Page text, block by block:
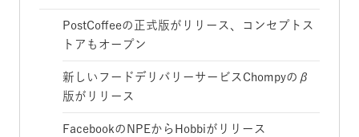
PostCoffeeの正式版がリリース、コンセプトス
トアもオープン
新しいフードデリバリーサービスChompyのβ
版がリリース
FacebookのNPEからHobbiがリリース